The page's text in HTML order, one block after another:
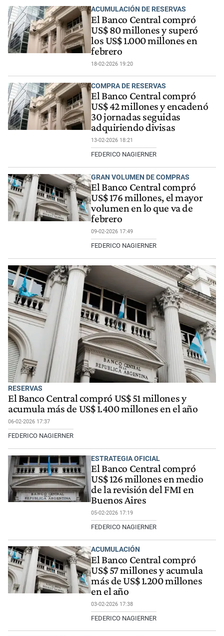
ACUMULACIÓN DE RESERVAS
El Banco Central compró
US$ 80 millones y superó
los US$ 1.000 millones en
febrero
18-02-2026 19:20
COMPRA DE RESERVAS
El Banco Central compró
US$ 42 millones y encadenó
30 jornadas seguidas
adquiriendo divisas
13-02-2026 18:21
FEDERICO NAGIERNER
GRAN VOLUMEN DE COMPRAS
El Banco Central compró
US$ 176 millones, el mayor
volumen en lo que va de
febrero
09-02-2026 17:49
FEDERICO NAGIERNER
RESERVAS
El Banco Central compró US$ 51 millones y
acumula más de US$ 1.400 millones en el año
06-02-2026 17:37
FEDERICO NAGIERNER
ESTRATEGIA OFICIAL
El Banco Central compró
US$ 126 millones en medio
de la revisión del FMI en
Buenos Aires
05-02-2026 17:19
FEDERICO NAGIERNER
ACUMULACIÓN
El Banco Central compró
US$ 57 millones y acumula
más de US$ 1.200 millones
en el año
03-02-2026 17:38
FEDERICO NAGIERNER